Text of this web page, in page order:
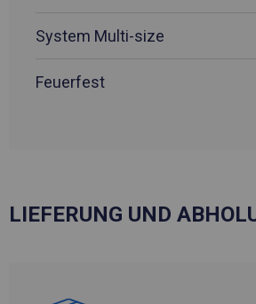
System Multi-size
Feuerfest
LIEFERUNG UND